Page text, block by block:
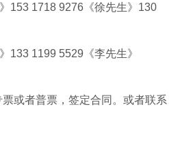
153 1718 9276《徐先生》130
133 1199 5529《李先生》
或者普票，签定合同。或者联系